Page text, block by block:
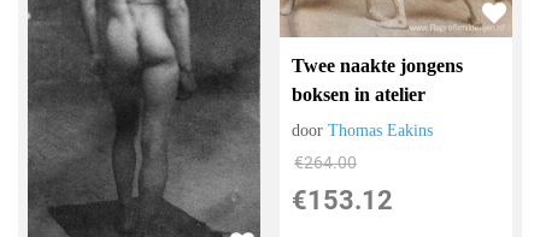
Twee naakte jongens
boksen in atelier
doorThomas Eakins
€264.00
€153.12